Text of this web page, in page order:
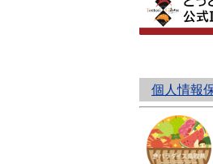
個人情報